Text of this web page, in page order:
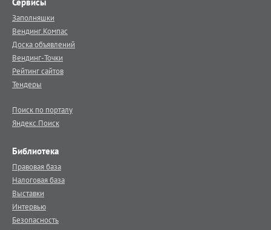
Заполняшки
Вендинг.Компас
Доска объявлений
Вендинг-Точки
Рейтинг сайтов
Тендеры
Поиск по порталу
Яндекс.Поиск
Библиотека
Правовая база
Налоговая база
Выставки
Интервью
Безопасность